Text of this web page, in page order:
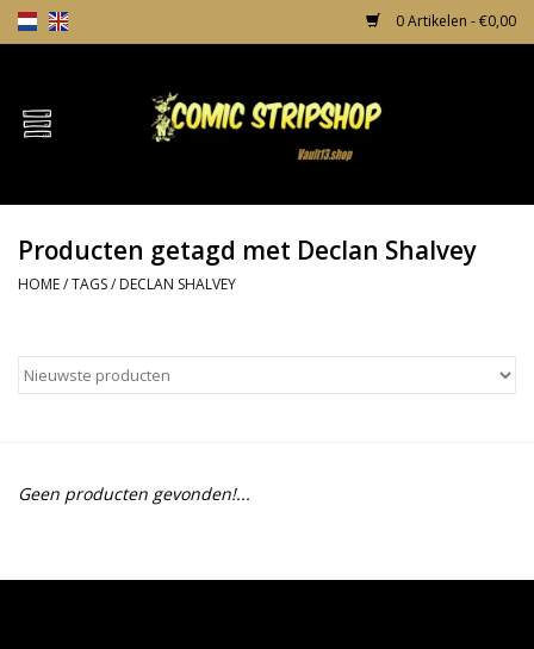
0 Artikelen - €0,00
Home
TPB's
Comic Protection
Producten getagd met Declan Shalvey
HOME/TAGS/ DECLAN SHALVEY
Geen producten gevonden!...